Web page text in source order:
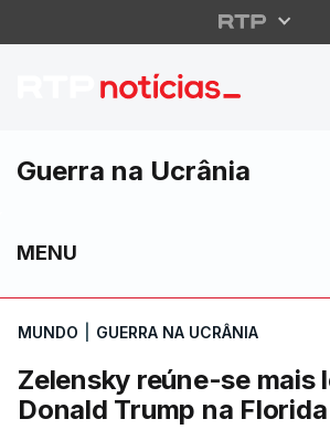
Zelensky
Guerra na Ucrânia
MENU
MUNDO GUERRA NA UCRÂNIA
Zelensky reúne-se mais
Donald Trump na Florida